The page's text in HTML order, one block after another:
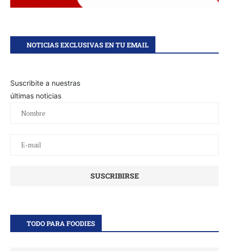
NOTICIAS EXCLUSIVAS EN TU EMAIL
Suscribite a nuestras
últimas noticias
TODO PARA FOODIES